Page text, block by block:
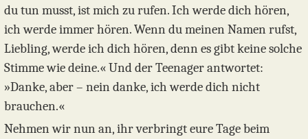
du tun musst, ist mich zu rufen. Ich werde dich hören,
ich werde immer hören. Wenn du meinen Namen rufst,
Liebling, werde ich dich hören, denn es gibt keine solche
Stimme wie deine.« Und der Teenager antwortet:
»Danke, aber – nein danke, ich werde dich nicht
brauchen.«
Nehmen wir nun an, ihr verbringt eure Tage beim